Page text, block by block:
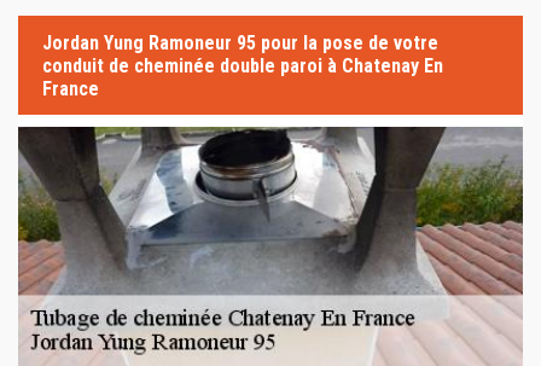
Jordan Yung Ramoneur 95 pour la pose de votre
conduit de cheminée double paroi à Chatenay En
France